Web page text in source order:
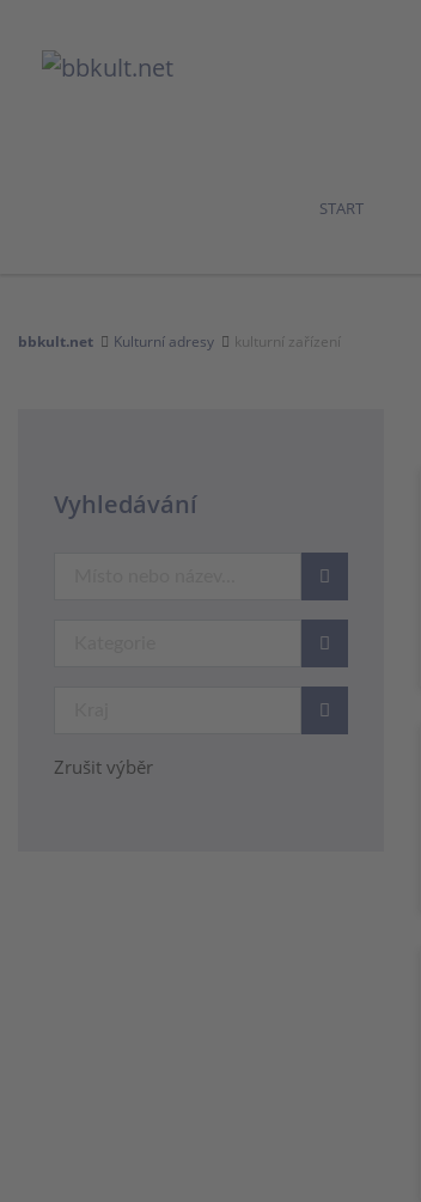
START
bbkult.net Kulturní adresy kulturní zařízení
Vyhledávání
Zrušit výběr